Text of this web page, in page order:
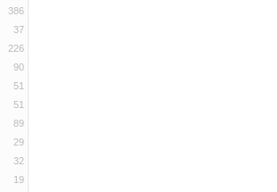
386
37
226
90
51
51
89
29
32
19